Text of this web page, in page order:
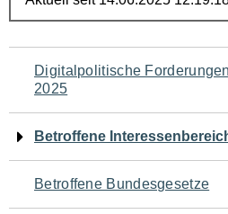
Navigation
für
den
Seiteninhalt
Digitalpolitische
2025
Betroffene
Betroffene Bundesgesetze